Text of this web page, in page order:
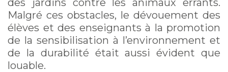
Malgré ces obstacles, le dévouement des
élèves et des enseignants à la promotion
de la sensibilisation à l’environnement et
de la durabilité était aussi évident que
louable.